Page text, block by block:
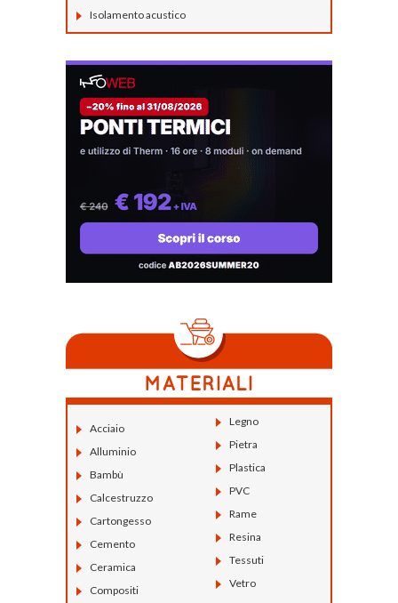
Isolamento acustico
Acciaio
Alluminio
Bambù
Calcestruzzo
Cartongesso
Cemento
Ceramica
Compositi
Legno
Pietra
Plastica
PVC
Rame
Resina
Tessuti
Vetro